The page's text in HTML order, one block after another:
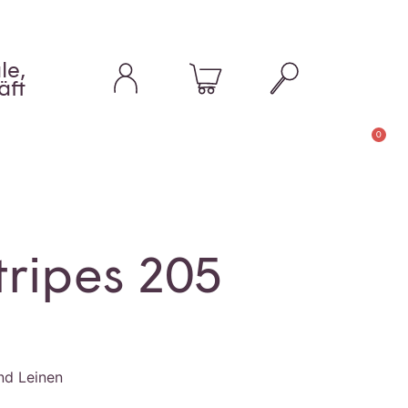
0
205
Leinen